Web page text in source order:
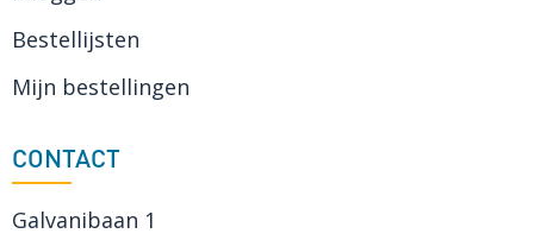
Bestellijsten
Mijn bestellingen
CONTACT
Galvanibaan 1